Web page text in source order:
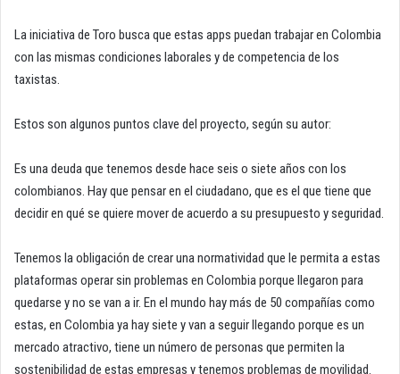
La iniciativa de Toro busca que estas apps puedan trabajar en Colombia
con las mismas condiciones laborales y de competencia de los
taxistas.
Estos son algunos puntos clave del proyecto, según su autor:
Es una deuda que tenemos desde hace seis o siete años con los
colombianos. Hay que pensar en el ciudadano, que es el que tiene que
decidir en qué se quiere mover de acuerdo a su presupuesto y seguridad.
Tenemos la obligación de crear una normatividad que le permita a estas
plataformas operar sin problemas en Colombia porque llegaron para
quedarse y no se van a ir. En el mundo hay más de 50 compañías como
estas, en Colombia ya hay siete y van a seguir llegando porque es un
mercado atractivo, tiene un número de personas que permiten la
sostenibilidad de estas empresas y tenemos problemas de movilidad.